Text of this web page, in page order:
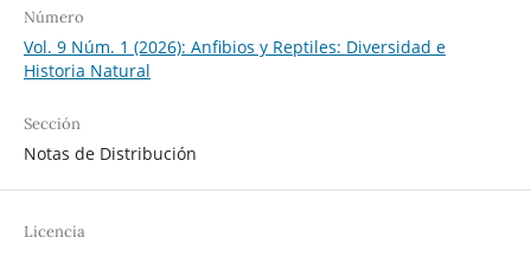
Número
Vol. 9 Núm. 1 (2026): Anfibios y Reptiles: Diversidad e
Historia Natural
Sección
Notas de Distribución
Licencia